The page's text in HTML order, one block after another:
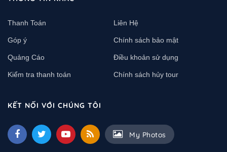
Thanh Toán Liên Hệ
Góp ý Chính sách bảo mật
Quảng Cáo Điều khoản sử dụng
Kiểm tra thanh toán Chính sách hủy tour
KẾT NỐI VỚI CHÚNG TÔI
My Photos